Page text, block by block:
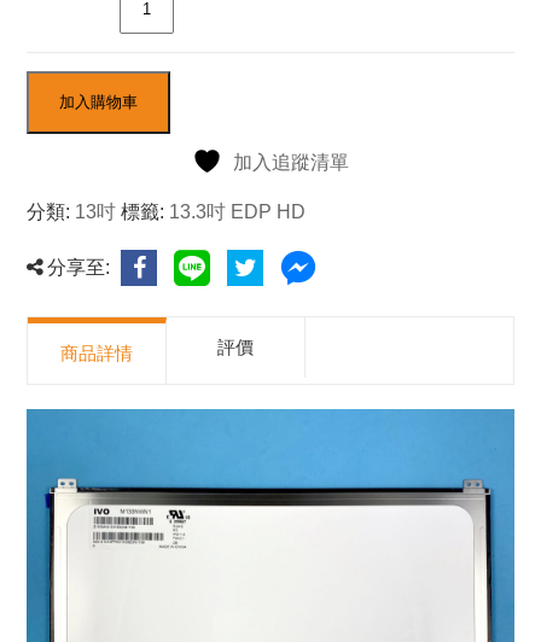
加入購物車
加入追蹤清單
分類: 13吋 標籤: 13.3吋 EDP HD
分享至:
商品詳情 評價